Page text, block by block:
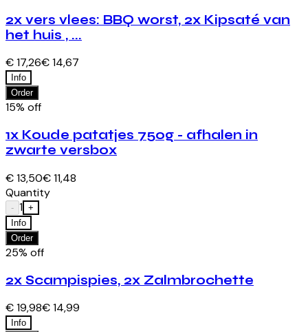
2x vers vlees: BBQ worst, 2x Kipsaté van
het huis , ...
€ 17,26€ 14,67
Info
Order
15% off
1x Koude patatjes 750g - afhalen in
zwarte versbox
€ 13,50€ 11,48
Quantity
- 1 +
Info
Order
25% off
2x Scampispies, 2x Zalmbrochette
€ 19,98€ 14,99
Info